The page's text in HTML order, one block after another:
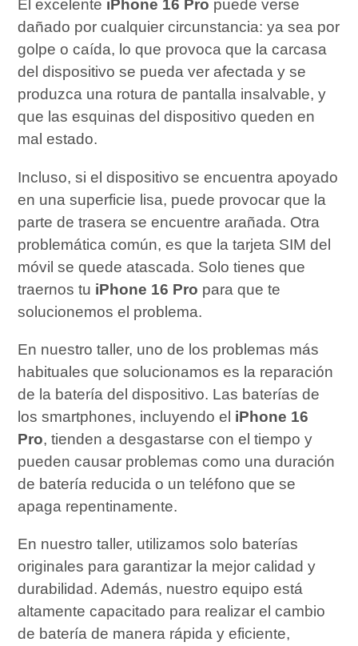
El excelente iPhone 16 Pro puede verse
dañado por cualquier circunstancia: ya sea por
golpe o caída, lo que provoca que la carcasa
del dispositivo se pueda ver afectada y se
produzca una rotura de pantalla insalvable, y
que las esquinas del dispositivo queden en
mal estado.
Incluso, si el dispositivo se encuentra apoyado
en una superficie lisa, puede provocar que la
parte de trasera se encuentre arañada. Otra
problemática común, es que la tarjeta SIM del
móvil se quede atascada. Solo tienes que
traernos tu iPhone 16 Pro para que te
solucionemos el problema.
En nuestro taller, uno de los problemas más
habituales que solucionamos es la reparación
de la batería del dispositivo. Las baterías de
los smartphones, incluyendo el iPhone 16
Pro, tienden a desgastarse con el tiempo y
pueden causar problemas como una duración
de batería reducida o un teléfono que se
apaga repentinamente.
En nuestro taller, utilizamos solo baterías
originales para garantizar la mejor calidad y
durabilidad. Además, nuestro equipo está
altamente capacitado para realizar el cambio
de batería de manera rápida y eficiente,